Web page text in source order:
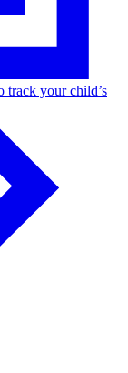
track your child’s